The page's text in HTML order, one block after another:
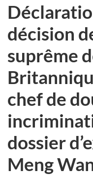
ici :
décision
suprême
chef de
dossier
Meng